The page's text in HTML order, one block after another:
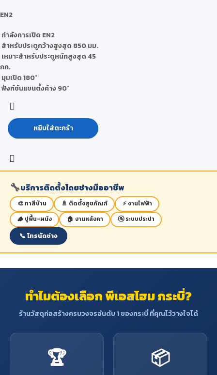
EN2
กำลังการเปิด EN2
สำหรับประตูกว้างสูงสุด 850 มม.
เหมาะสำหรับประตูหนักสูงสุด 45
กก.
มุมเปิด 180°
ฟังก์ชันแขนตั้งค้าง 90°
หยิบใส่ตะกร้า
🔧บริการติดตั้งโดยช่างมืออาชีพ
🎨 ทาสีบ้าน 🚿 ติดตั้งสุขภัณฑ์
⚡ งานไฟฟ้า
🪵 ปูพื้น-ผนัง
🏠 งานหลังคา 🚰 ระบบประปา
📞 โทรนัดช่าง
ทำไมต้องเลือก พีเอสโฮม กระบี่?
ร้านวัสดุก่อสร้างครบวงจรอันดับ 1 ของกระบี่ ที่คุณไว้วางใจได้
🏆 📦